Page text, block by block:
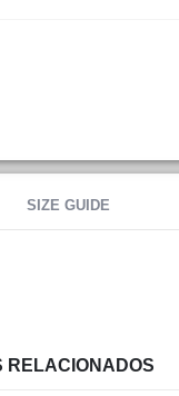
SIZE GUIDE
RELACIONADOS